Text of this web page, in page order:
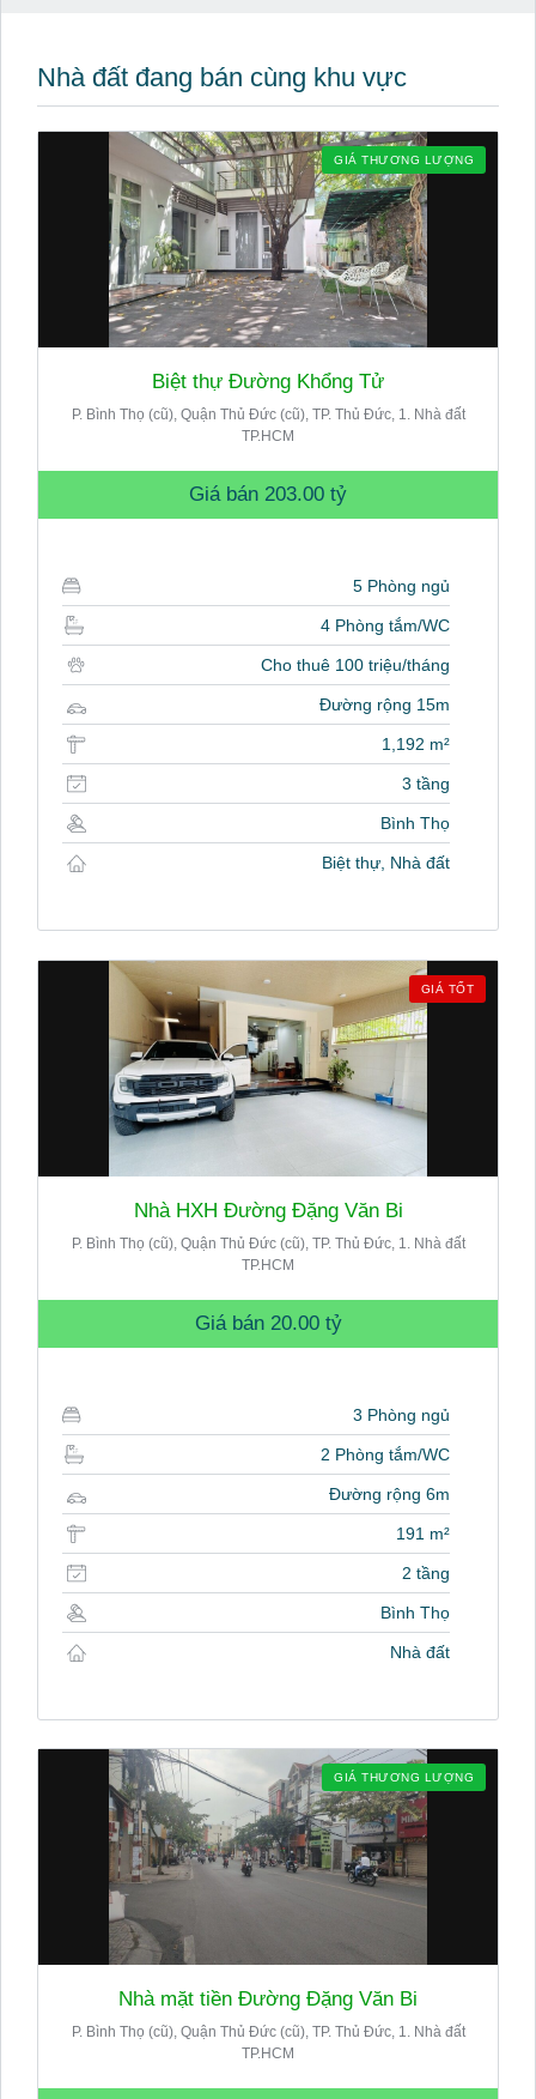
Nhà đất đang bán cùng khu vực
GIÁ THƯƠNG LƯỢNG
Biệt thự Đường Khổng Tử
P. Bình Thọ (cũ), Quận Thủ Đức (cũ), TP. Thủ Đức, 1. Nhà đất
TP.HCM
Giá bán 203.00 tỷ
5 Phòng ngủ
4 Phòng tắm/WC
Cho thuê 100 triệu/tháng
Đường rộng 15m
1,192 m²
3 tầng
Bình Thọ
Biệt thự, Nhà đất
GIÁ TỐT
Nhà HXH Đường Đặng Văn Bi
P. Bình Thọ (cũ), Quận Thủ Đức (cũ), TP. Thủ Đức, 1. Nhà đất
TP.HCM
Giá bán 20.00 tỷ
3 Phòng ngủ
2 Phòng tắm/WC
Đường rộng 6m
191 m²
2 tầng
Bình Thọ
Nhà đất
GIÁ THƯƠNG LƯỢNG
Nhà mặt tiền Đường Đặng Văn Bi
P. Bình Thọ (cũ), Quận Thủ Đức (cũ), TP. Thủ Đức, 1. Nhà đất
TP.HCM